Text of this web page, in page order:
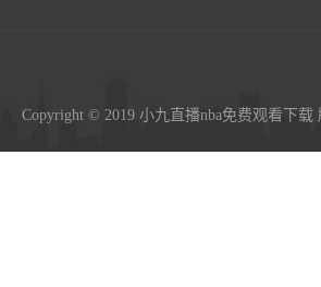
Copyright © 2019 小九直播nba免费观看下载